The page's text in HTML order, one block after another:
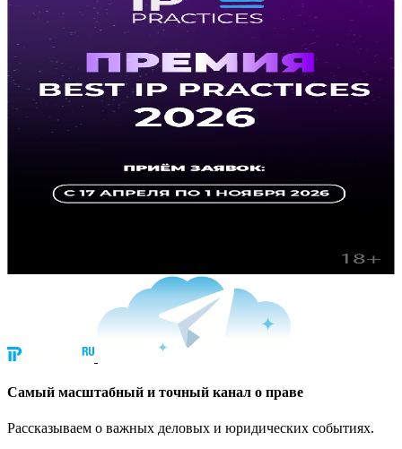
Cамый масштабный и точный канал о праве
Рассказываем о важных деловых и юридических событиях.